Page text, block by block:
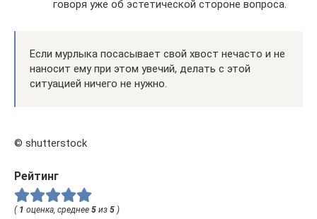
говоря уже об эстетической стороне вопроса.
Если мурлыка посасывает свой хвост нечасто и не
наносит ему при этом увечий, делать с этой
ситуацией ничего не нужно.
© shutterstock
Рейтинг
( 1 оценка, среднее 5 из 5 )